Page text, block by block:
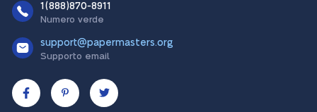
1(888)870-8911
Numero verde
support@papermasters.org
Supporto email